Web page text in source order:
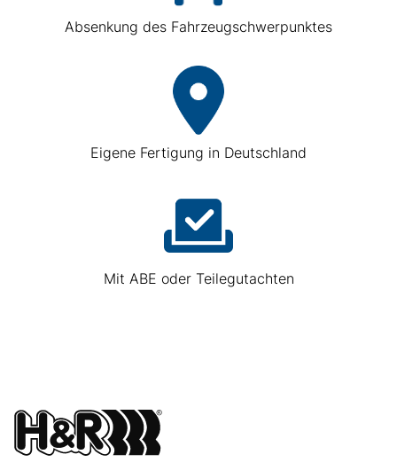
Absenkung des Fahrzeugschwerpunktes
Eigene Fertigung in Deutschland
Mit ABE oder Teilegutachten